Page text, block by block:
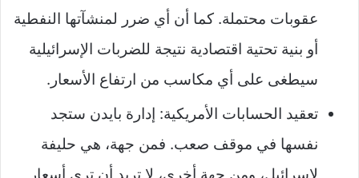
عقوبات محتملة. كما أن أي ضرر لمنشآتها النفطية
أو بنية تحتية اقتصادية نتيجة للضربات الإسرائيلية
سيطغى على أي مكاسب من ارتفاع الأسعار.
تعقيد الحسابات الأمريكية: إدارة بايدن ستجد
نفسها في موقف صعب. فمن جهة، هي حليفة